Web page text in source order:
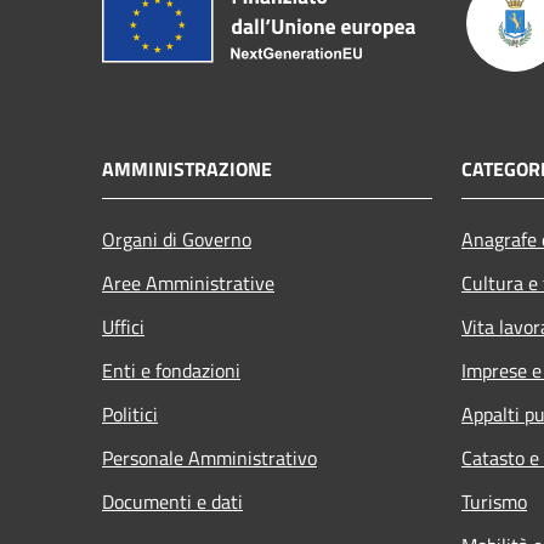
AMMINISTRAZIONE
Organi di Governo
Aree Amministrative
Uffici
Enti e fondazioni
Politici
Personale Amministrativo
Documenti e dati
Cultura
Vita
Imprese
Appalti
Catasto
Turismo